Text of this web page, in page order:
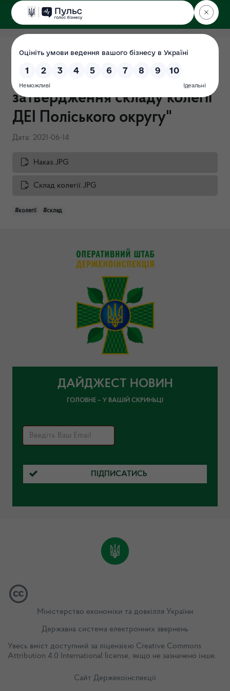
ДЕРЖЕКОІНСПЕКЦІЯ
Поліського округу
Наказ № 173-ОД від
14.06.2021 "Про
затвердження складу колегії
ДЕІ Поліського округу"
Дата: 2021-06-14
Наказ.JPG
Склад колегії.JPG
#колегії #склад
ДАЙДЖЕСТ НОВИН
ГОЛОВНЕ – У ВАШІЙ СКРИНЬЦІ
ПІДПИСАТИСЬ
Міністерство економіки та довкілля України
Державна система електронних звернень
Увесь вміст доступний за ліцензією Creative Commons
Attribution 4.0 International license, якщо не зазначено інше.
Сайт Держекоінспекції